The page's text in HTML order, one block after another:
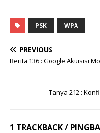
PSK WPA
PREVIOUS
Berita 136 : Google Akuisisi
Tanya 212 :
1 TRACKBACK /